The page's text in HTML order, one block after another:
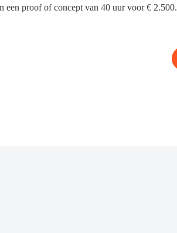
een proof of concept van 40 uur voor € 2.500.